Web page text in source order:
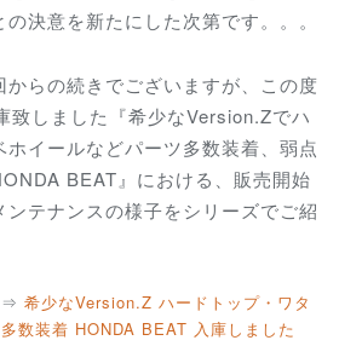
決意を新たにした次第です。。。
からの続きでございますが、この度
致しました『希少なVersion.Zでハ
イールなどパーツ多数装着、弱点
BEAT』における、販売開始
テナンスの様子をシリーズでご紹
⇒ 希少なVersion.Z ハードトップ・ワタ
数装着 HONDA BEAT 入庫しました